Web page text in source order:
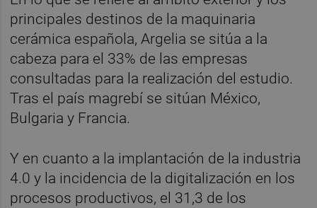
principales destinos de la maquinaria
cerámica española, Argelia se sitúa a la
cabeza para el 33% de las empresas
consultadas para la realización del estudio.
Tras el país magrebí se sitúan México,
Bulgaria y Francia.
Y en cuanto a la implantación de la industria
4.0 y la incidencia de la digitalización en los
procesos productivos, el 31,3 de los